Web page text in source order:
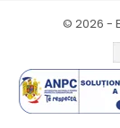
© 2026 -